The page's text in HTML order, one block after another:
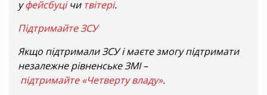
уфейсбуцічи твітері.
Підтримайте ЗСУ
Якщо підтримали ЗСУ і маєте змогу підтримати
незалежне рівненське ЗМІ –
підтримайте «Четверту владу».